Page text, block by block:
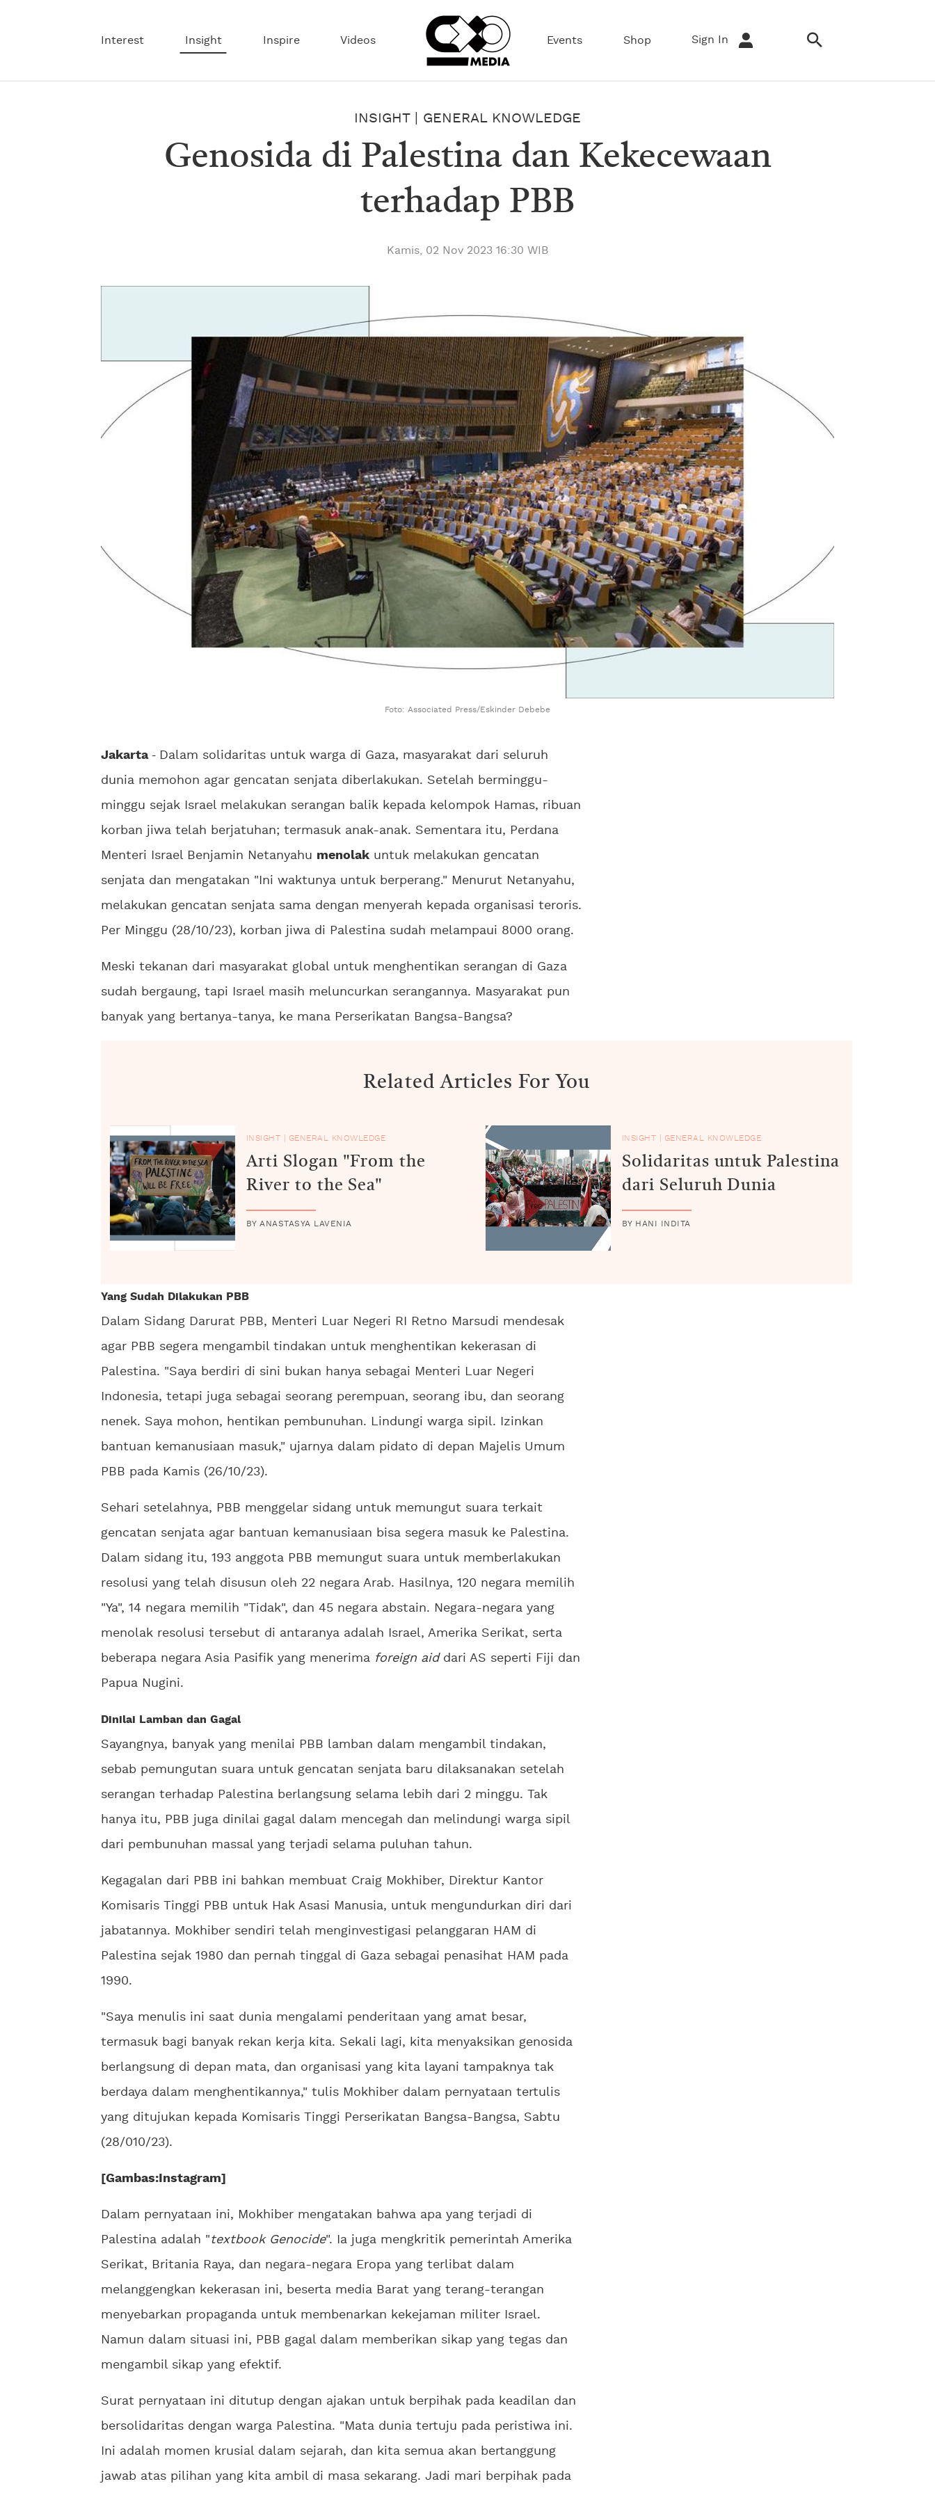
Interest Insight Inspire Videos Events Shop Sign In
INSIGHT| GENERAL KNOWLEDGE
Genosida di Palestina dan Kekecewaan
terhadap PBB
Kamis, 02 Nov 2023 16:30 WIB
Foto: Associated Press/Eskinder Debebe
Jakarta- Dalam solidaritas untuk warga di Gaza, masyarakat dari seluruh
dunia memohon agar gencatan senjata diberlakukan. Setelah berminggu-
minggu sejak Israel melakukan serangan balik kepada kelompok Hamas, ribuan
korban jiwa telah berjatuhan; termasuk anak-anak. Sementara itu, Perdana
Menteri Israel Benjamin Netanyahu menolak untuk melakukan gencatan
senjata dan mengatakan "Ini waktunya untuk berperang." Menurut Netanyahu,
melakukan gencatan senjata sama dengan menyerah kepada organisasi teroris.
Per Minggu (28/10/23), korban jiwa di Palestina sudah melampaui 8000 orang.
Meski tekanan dari masyarakat global untuk menghentikan serangan di Gaza
sudah bergaung, tapi Israel masih meluncurkan serangannya. Masyarakat pun
banyak yang bertanya-tanya, ke mana Perserikatan Bangsa-Bangsa?
Related Articles For You
INSIGHT GENERAL KNOWLEDGE
Arti Slogan "From the
River to the Sea"
BY ANASTASYA LAVENIA
INSIGHT GENERAL KNOWLEDGE
Solidaritas untuk Palestina
dari Seluruh Dunia
BY HANI INDITA
Yang Sudah Dilakukan PBB
Dalam Sidang Darurat PBB, Menteri Luar Negeri RI Retno Marsudi mendesak
agar PBB segera mengambil tindakan untuk menghentikan kekerasan di
Palestina. "Saya berdiri di sini bukan hanya sebagai Menteri Luar Negeri
Indonesia, tetapi juga sebagai seorang perempuan, seorang ibu, dan seorang
nenek. Saya mohon, hentikan pembunuhan. Lindungi warga sipil. Izinkan
bantuan kemanusiaan masuk," ujarnya dalam pidato di depan Majelis Umum
PBB pada Kamis (26/10/23).
Sehari setelahnya, PBB menggelar sidang untuk memungut suara terkait
gencatan senjata agar bantuan kemanusiaan bisa segera masuk ke Palestina.
Dalam sidang itu, 193 anggota PBB memungut suara untuk memberlakukan
resolusi yang telah disusun oleh 22 negara Arab. Hasilnya, 120 negara memilih
"Ya", 14 negara memilih "Tidak", dan 45 negara abstain. Negara-negara yang
menolak resolusi tersebut di antaranya adalah Israel, Amerika Serikat, serta
beberapa negara Asia Pasifik yang menerima foreign aiddari AS seperti Fiji dan
Papua Nugini.
Dinilai Lamban dan Gagal
Sayangnya, banyak yang menilai PBB lamban dalam mengambil tindakan,
sebab pemungutan suara untuk gencatan senjata baru dilaksanakan setelah
serangan terhadap Palestina berlangsung selama lebih dari 2 minggu. Tak
hanya itu, PBB juga dinilai gagal dalam mencegah dan melindungi warga sipil
dari pembunuhan massal yang terjadi selama puluhan tahun.
Kegagalan dari PBB ini bahkan membuat Craig Mokhiber, Direktur Kantor
Komisaris Tinggi PBB untuk Hak Asasi Manusia, untuk mengundurkan diri dari
jabatannya. Mokhiber sendiri telah menginvestigasi pelanggaran HAM di
Palestina sejak 1980 dan pernah tinggal di Gaza sebagai penasihat HAM pada
1990.
"Saya menulis ini saat dunia mengalami penderitaan yang amat besar,
termasuk bagi banyak rekan kerja kita. Sekali lagi, kita menyaksikan genosida
berlangsung di depan mata, dan organisasi yang kita layani tampaknya tak
berdaya dalam menghentikannya," tulis Mokhiber dalam pernyataan tertulis
yang ditujukan kepada Komisaris Tinggi Perserikatan Bangsa-Bangsa, Sabtu
(28/010/23).
[Gambas:Instagram]
Dalam pernyataan ini, Mokhiber mengatakan bahwa apa yang terjadi di
Palestina adalah "textbook Genocide". Ia juga mengkritik pemerintah Amerika
Serikat, Britania Raya, dan negara-negara Eropa yang terlibat dalam
melanggengkan kekerasan ini, beserta media Barat yang terang-terangan
menyebarkan propaganda untuk membenarkan kekejaman militer Israel.
Namun dalam situasi ini, PBB gagal dalam memberikan sikap yang tegas dan
mengambil sikap yang efektif.
Surat pernyataan ini ditutup dengan ajakan untuk berpihak pada keadilan dan
bersolidaritas dengan warga Palestina. "Mata dunia tertuju pada peristiwa ini.
Ini adalah momen krusial dalam sejarah, dan kita semua akan bertanggung
jawab atas pilihan yang kita ambil di masa sekarang. Jadi mari berpihak pada